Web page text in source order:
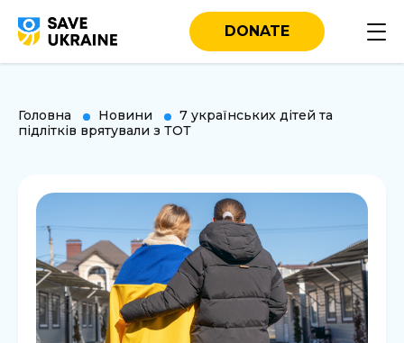
DONATE
Головна Новини
7 українських дітей та
підлітків врятували з ТОТ